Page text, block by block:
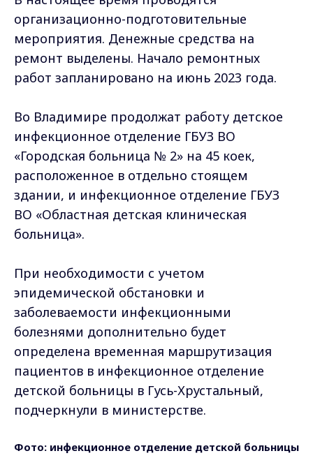
организационно-подготовительные
мероприятия. Денежные средства на
ремонт выделены. Начало ремонтных
работ запланировано на июнь 2023 года.
Во Владимире продолжат работу детское
инфекционное отделение ГБУЗ ВО
«Городская больница № 2» на 45 коек,
расположенное в отдельно стоящем
здании, и инфекционное отделение ГБУЗ
ВО «Областная детская клиническая
больница».
При необходимости с учетом
эпидемической обстановки и
заболеваемости инфекционными
болезнями дополнительно будет
определена временная маршрутизация
пациентов в инфекционное отделение
детской больницы в Гусь-Хрустальный,
подчеркнули в министерстве.
Фото: инфекционное отделение детской больницы